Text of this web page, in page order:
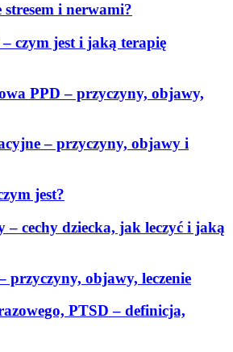
i nerwami?
– czym jest i jaką terapię
PPD – przyczyny, objawy,
– przyczyny, objawy i
jest?
cechy dziecka, jak leczyć i jaką
przyczyny, objawy, leczenie
PTSD – definicja,